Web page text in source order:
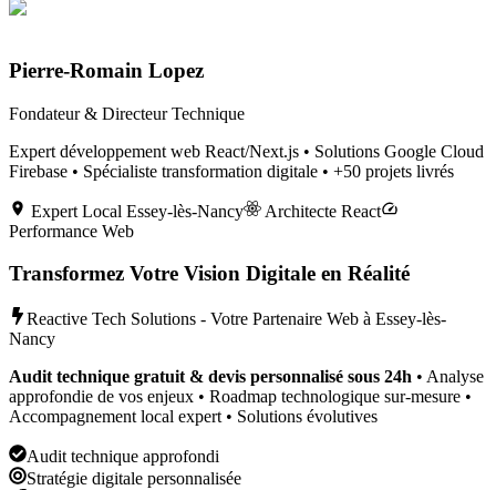
Pierre-Romain Lopez
Fondateur & Directeur Technique
Expert développement web React/Next.js • Solutions Google Cloud
Firebase • Spécialiste transformation digitale • +50 projets livrés
Expert Local Essey-lès-Nancy
Architecte React
Performance Web
Transformez Votre Vision Digitale en Réalité
Reactive Tech Solutions - Votre Partenaire Web à Essey-lès-
Nancy
Audit technique gratuit & devis personnalisé sous 24h • Analyse
approfondie de vos enjeux • Roadmap technologique sur-mesure •
Accompagnement local expert • Solutions évolutives
Audit technique approfondi
Stratégie digitale personnalisée